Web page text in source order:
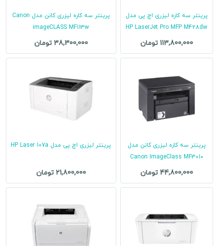
پرینتر سه کاره لیزری اچ پی مدل
HP LaserJet Pro MFP M428dw
113,800,000 تومان
پرینتر سه کاره لیزری کانن مدل Canon
imageCLASS MF113w
38,300,000 تومان
پرینتر سه کاره لیزری کانن مدل
Canon ImageClass MF3010
44,800,000 تومان
پرینتر لیزری اچ پی مدل HP Laser 107a
21,800,000 تومان